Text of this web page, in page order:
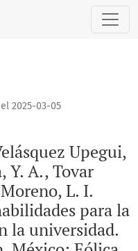
E. P., Escobar
Upegui,
Y. A., Tovar
L. I.
para la
la universidad.
2025-03-05